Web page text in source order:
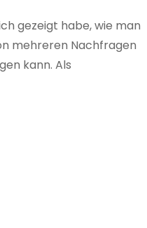
gezeigt habe, wie man
mehreren Nachfragen
kann. Als